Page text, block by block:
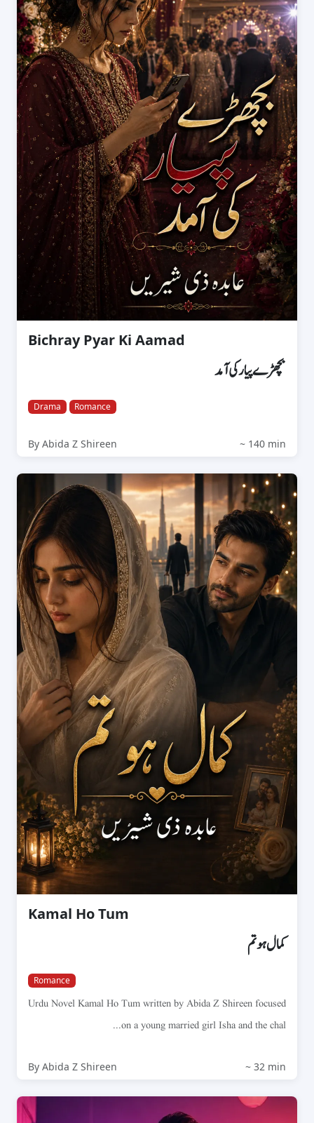
Bichray Pyar Ki Aamad
بچھڑے پیار کی آمد
Drama Romance
By Abida Z Shireen ~ 140 min
Kamal Ho Tum
کمال ہو تم
Romance
Urdu Novel Kamal Ho Tum written by Abida Z Shireen focused
on a young married girl Isha and the chal...
By Abida Z Shireen ~ 32 min